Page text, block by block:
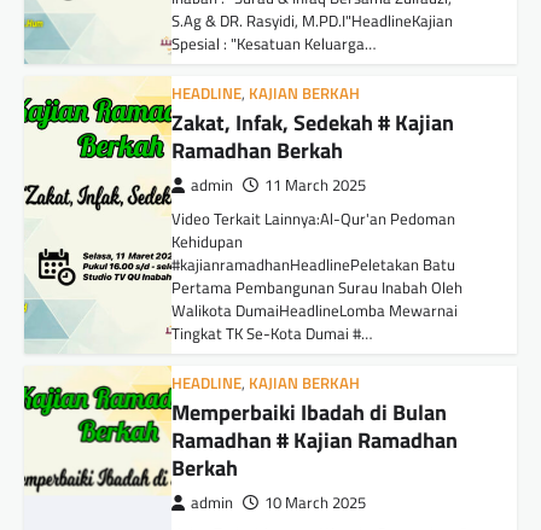
S.Ag & DR. Rasyidi, M.PD.I"HeadlineKajian
Spesial : "Kesatuan Keluarga…
HEADLINE, KAJIAN BERKAH
Zakat, Infak, Sedekah # Kajian
Ramadhan Berkah
admin 11 March 2025
Video Terkait Lainnya:Al-Qur'an Pedoman
Kehidupan
#kajianramadhanHeadlinePeletakan Batu
Pertama Pembangunan Surau Inabah Oleh
Walikota DumaiHeadlineLomba Mewarnai
Tingkat TK Se-Kota Dumai #…
HEADLINE, KAJIAN BERKAH
Memperbaiki Ibadah di Bulan
Ramadhan # Kajian Ramadhan
Berkah
admin 10 March 2025